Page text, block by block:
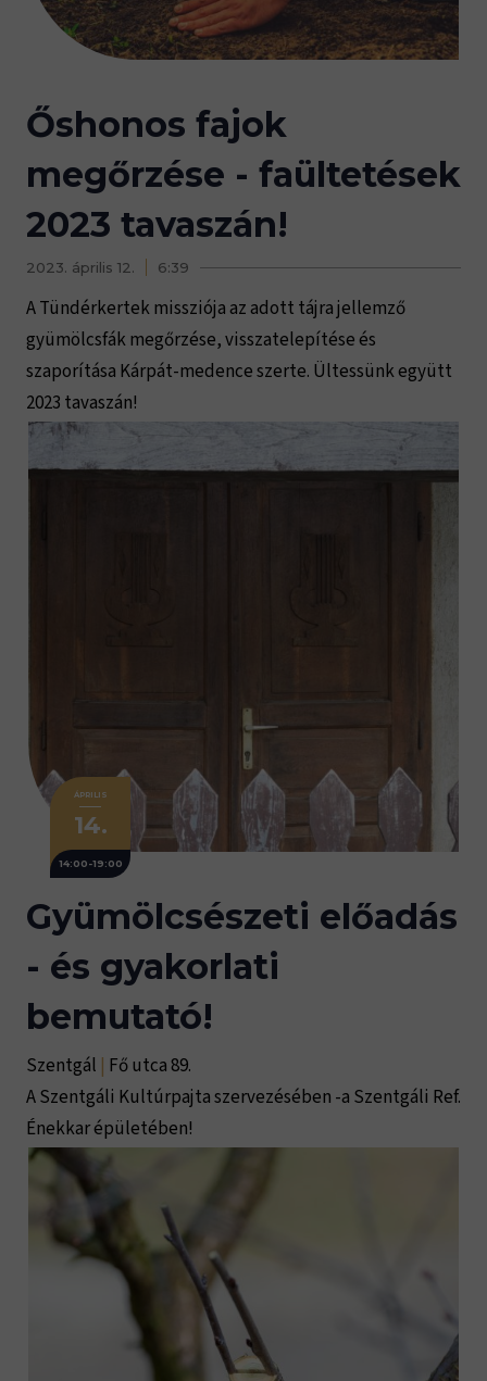
Őshonos fajok
megőrzése - faültetések
2023 tavaszán!
2023. április 12. 6:39
A Tündérkertek missziója az adott tájra jellemző
gyümölcsfák megőrzése, visszatelepítése és
szaporítása Kárpát-medence szerte. Ültessünk együtt
2023 tavaszán!
ÁPRILIS
14.
14:00-19:00
Gyümölcsészeti előadás
- és gyakorlati
bemutató!
Szentgál | Fő utca 89.
A Szentgáli Kultúrpajta szervezésében -a Szentgáli Ref.
Énekkar épületében!